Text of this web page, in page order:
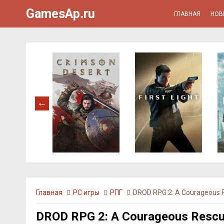
GamesAp.ru ГЛАВНАЯ
Главная PC игры РПГ DROD RPG 2: A Courageous
DROD RPG 2: A Courageous